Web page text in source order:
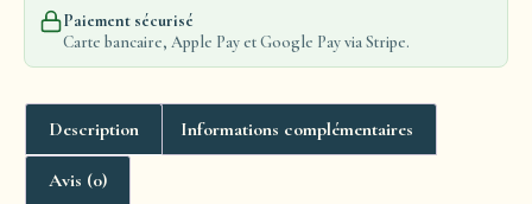
Paiement sécurisé
Carte bancaire, Apple Pay et Google Pay via Stripe.
Description Informations complémentaires
Avis (0)